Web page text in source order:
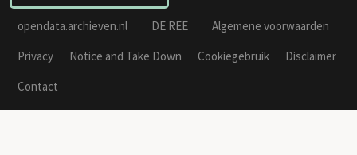
opendata.archieven.nl DE REE
Algemene voorwaarden
Privacy
Notice and Take Down Cookiegebruik
Disclaimer
Contact